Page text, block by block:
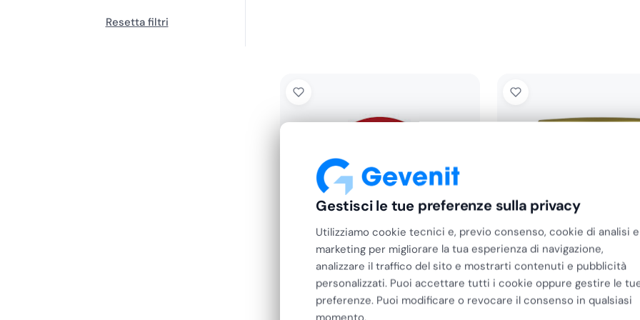
Resetta filtri
GEVENIT GEVENIT
Gestisci le tue preferenze sulla privacy
Utilizziamo cookie tecnici e, previo consenso, cookie di analisi e
marketing per migliorare la tua esperienza di navigazione,
analizzare il traffico del sito e mostrarti contenuti e pubblicità
personalizzati. Puoi accettare tutti i cookie oppure gestire le
preferenze. Puoi modificare o revocare il consenso in qualsiasi